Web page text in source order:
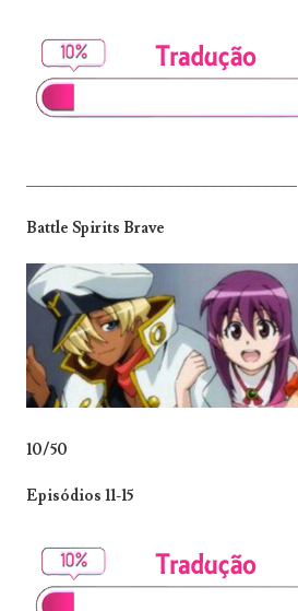
_______________________________
Battle Spirits Brave
10/50
Episódios 11-15